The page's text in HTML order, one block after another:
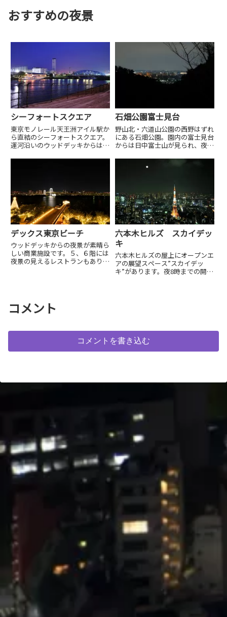
おすすめの夜景
シーフォートスクエア
東京モノレール天王洲アイル駅か
ら直結のシーフォートスクエア。
運河沿いのウッドデッキからは雰
石畑公園富士見台
野山北・六道山公園の西野はずれ
にある石畑公園。園内の富士見台
からは日中富士山が見られ、夜に
れます。視野は狭いです。
デックス東京ビーチ
ウッドデッキからの夜景が素晴ら
しい商業施設です。５、６階には
夜景の見えるレストランもありま
六本木ヒルズ スカイデッ
キ
六本木ヒルズの屋上にオープンエ
アの展望スペース”スカイデッ
キ”があります。夜8時までの開場
コメント
コメントを書き込む